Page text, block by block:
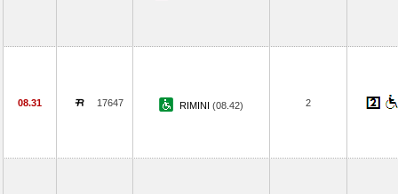
08.31 17647 RIMINI (08.42) 2